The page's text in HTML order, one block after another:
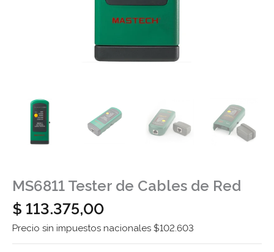
MS6811 Tester de Cables de Red
$ 113.375,00
Precio sin impuestos nacionales $102.603